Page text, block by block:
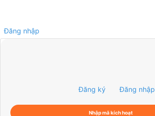
Đăng nhập
Đăng ký Đăng nhập
Nhập mã kích hoạt